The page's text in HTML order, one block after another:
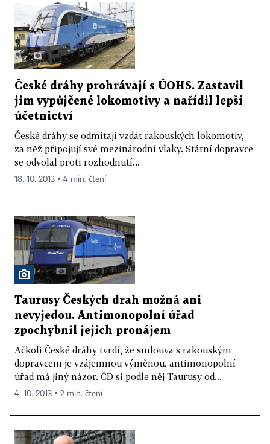
České dráhy prohrávají s ÚOHS. Zastavil
jim vypůjčené lokomotivy a nařídil lepší
účetnictví
České dráhy se odmítají vzdát rakouských lokomotiv,
za něž připojují své mezinárodní vlaky. Státní dopravce
se odvolal proti rozhodnutí...
18. 10. 2013 ▪ 4 min. čtení
Taurusy Českých drah možná ani
nevyjedou. Antimonopolní úřad
zpochybnil jejich pronájem
Ačkoli České dráhy tvrdí, že smlouva s rakouským
dopravcem je vzájemnou výměnou, antimonopolní
úřad má jiný názor. ČD si podle něj Taurusy od...
4. 10. 2013 ▪ 2 min. čtení